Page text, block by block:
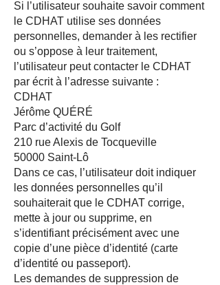
Si l’utilisateur souhaite savoir comment
le CDHAT utilise ses données
personnelles, demander à les rectifier
ou s’oppose à leur traitement,
l’utilisateur peut contacter le CDHAT
par écrit à l’adresse suivante :
CDHAT
Jérôme QUÉRÉ
Parc d’activité du Golf
210 rue Alexis de Tocqueville
50000 Saint-Lô
Dans ce cas, l’utilisateur doit indiquer
les données personnelles qu’il
souhaiterait que le CDHAT corrige,
mette à jour ou supprime, en
s’identifiant précisément avec une
copie d’une pièce d’identité (carte
d’identité ou passeport).
Les demandes de suppression de